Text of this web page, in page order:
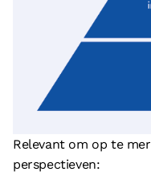
Relevant om op te
perspectieven: